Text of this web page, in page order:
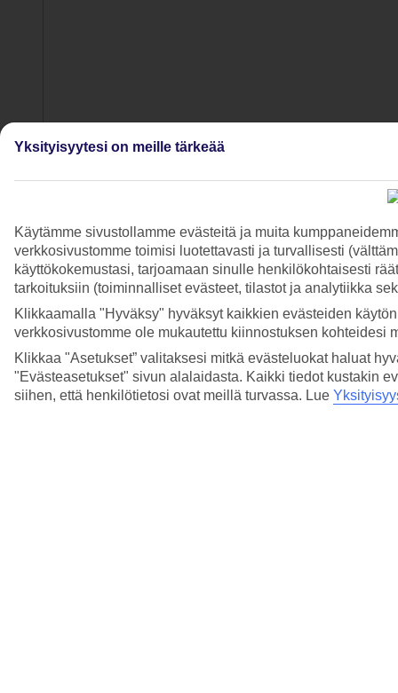
Yksityisyytesi on meille tärkeää
Käytämme sivustollamme evästeitä ja muita
verkkosivustomme toimisi luotettavasti ja turvallisesti
käyttökokemustasi, tarjoamaan sinulle henkilökohtaisesti
tarkoituksiin (toiminnalliset evästeet, tilastot ja analytiikka
Klikkaamalla "Hyväksy" hyväksyt kaikkien evästeiden
verkkosivustomme ole mukautettu kiinnostuksen kohteidesi
Klikkaa "Asetukset” valitaksesi mitkä evästeluokat haluat
"Evästeasetukset" sivun alalaidasta. Kaikki tiedot kustakin
siihen, että henkilötietosi ovat meillä turvassa. Lue